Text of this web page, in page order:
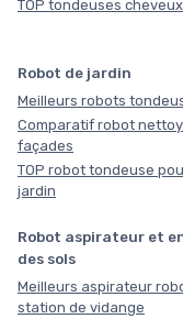
TOP tondeuses cheveux
Robot de jardin
Meilleurs robots
Comparatif robot
façades
TOP robot tondeuse
jardin
Robot aspirateur et
des sols
Meilleurs aspirateur
station de vidange